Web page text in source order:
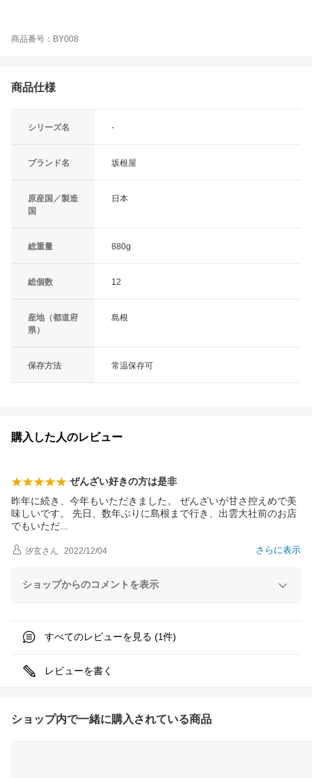
商品番号：BY008
商品仕様
シリーズ名 -
ブランド名 坂根屋
原産国／製造
国
日本
総重量 880g
総個数 12
産地（都道府
県）
島根
保存方法 常温保存可
購入した人のレビュー
ぜんざい好きの方は是非
昨年に続き、今年もいただきました。 ぜんざいが甘さ控えめで美
味しいです。 先日、数年ぶりに島根まで行き、出雲大社前のお店
でもいただ
さらに表示
汐玄さん 2022/12/04
ショップからのコメントを表示
すべてのレビューを見る (1 件)
レビューを書く
ショップ内で一緒に購入されている商品